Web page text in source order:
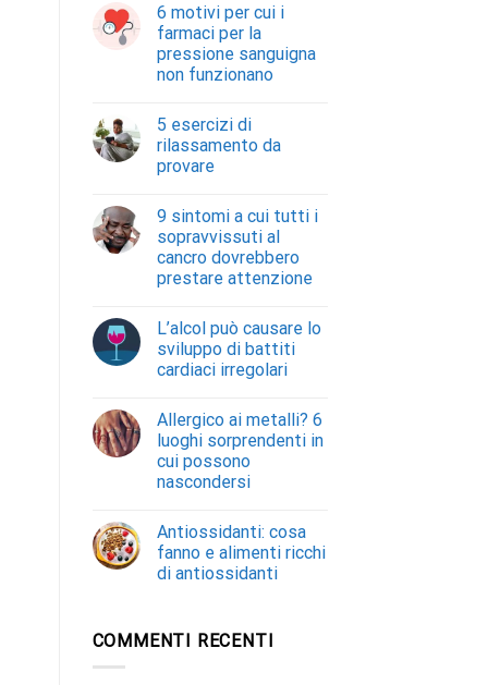
6 motivi per cui i
farmaci per la
pressione sanguigna
non funzionano
5 esercizi di
rilassamento da
provare
9 sintomi a cui tutti i
sopravvissuti al
cancro dovrebbero
prestare attenzione
L’alcol può causare lo
sviluppo di battiti
cardiaci irregolari
Allergico ai metalli? 6
luoghi sorprendenti in
cui possono
nascondersi
Antiossidanti: cosa
fanno e alimenti ricchi
di antiossidanti
COMMENTI RECENTI